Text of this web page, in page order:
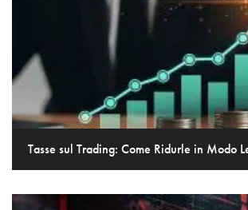
Tasse sul Trading: Come Ridurle in Modo